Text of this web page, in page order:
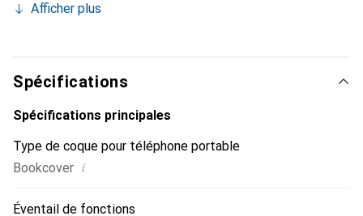
et indispensable de votre smartphone. Reconnaissante à
marque Noreve est un choix sûr pour une clientèle
exigeante.
Afficher plus
Spécifications
Spécifications principales
Type de coque pour téléphone portable
Bookcover i
Éventail de fonctions